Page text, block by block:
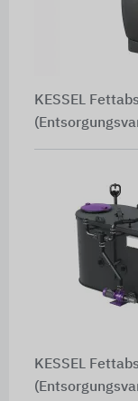
KESSEL
KESSEL